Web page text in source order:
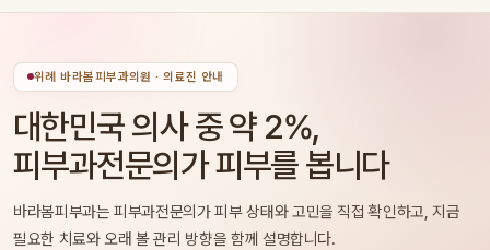
위례 바라봄피부과의원 · 의료진 안내
대한민국 의사 중 약 2%,
피부과전문의가 피부를 봅니다
바라봄피부과는 피부과전문의가 피부 상태와 고민을 직접 확인하고, 지금
필요한 치료와 오래 볼 관리 방향을 함께 설명합니다.